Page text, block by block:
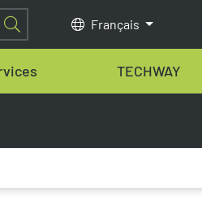
Français
TECHWAY